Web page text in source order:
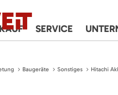
SERVICE
Baugeräte Sonstiges Hitachi